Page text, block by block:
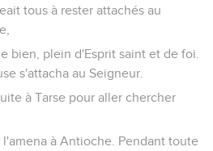
tous à rester attachés au
bien, plein d'Esprit saint et de foi.
s'attacha au Seigneur.
à Tarse pour aller chercher
à Antioche. Pendant toute